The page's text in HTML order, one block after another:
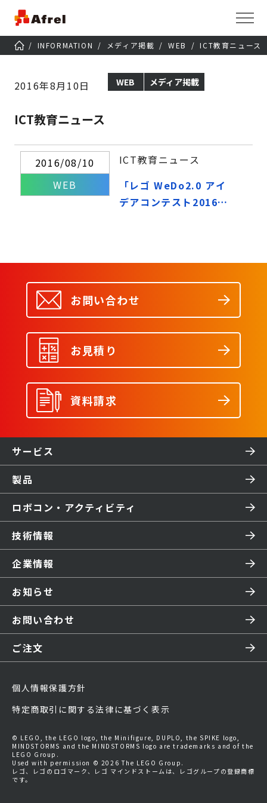
INFORMATION メディア掲載 WEB ICT教育ニュース
2016年8月10日 WEB メディア掲載
ICT教育ニュース
2016/08/10
WEB
ICT教育ニュース
「レゴ WeDo2.0 アイ
デアコンテスト2016」
お問い合わせ
お見積り
資料請求
サービス
製品
ロボコン・アクティビティ
技術情報
企業情報
お知らせ
お問い合わせ
ご注文
個人情報保護方針
特定商取引に関する法律に基づく表示
© LEGO, the LEGO logo, the Minifigure, DUPLO, the SPIKE logo,
MINDSTORMS and the MINDSTORMS logo are trademarks and of the
LEGO Group.
Used with permission © 2026 The LEGO Group.
レゴ、レゴのロゴマーク、レゴ マインドストームは、レゴグループの登録商標
です。